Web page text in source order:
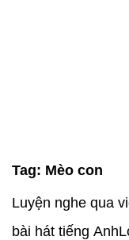
Tag: Mèo con
Luyện nghe qua
bài hát tiếng